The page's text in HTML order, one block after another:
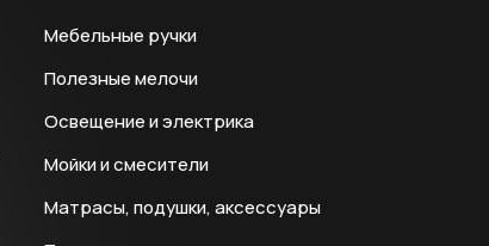
Мебельные ручки
Полезные мелочи
Освещение и электрика
Мойки и смесители
Матрасы, подушки, аксессуары